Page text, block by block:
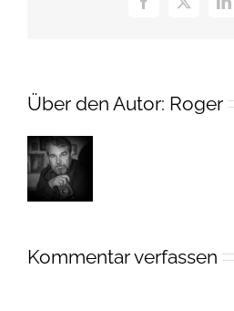
Facebook
X
Über den Autor: Roger
Kommentar verfassen